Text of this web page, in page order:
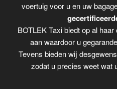
voertuig voor u en uw
BOTLEK Taxi biedt op al
aan waardoor u
Tevens bieden wij
zodat u precies weet wat